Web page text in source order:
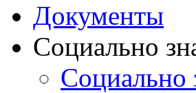
Документы
Социально
Социально